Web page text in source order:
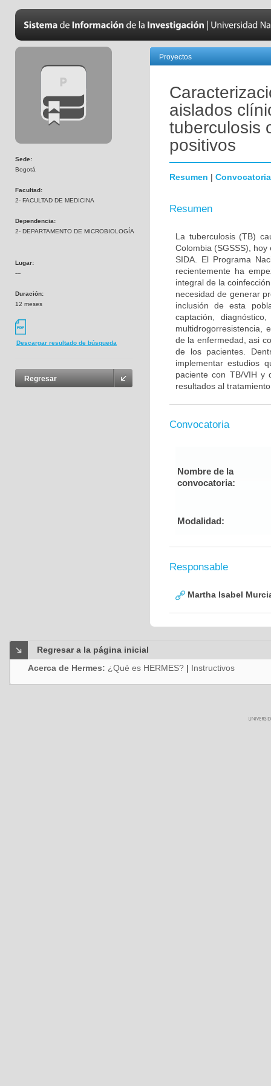
Sede:
Bogotá
Facultad:
2- FACULTAD DE MEDICINA
Dependencia:
2- DEPARTAMENTO DE MICROBIOLOGÍA
Lugar:
---
Duración:
12 meses
Descargar resultado de búsqueda
Regresar
Proyectos
aislados
tuberculosis
positivos
Resumen | Convocatoria
Resumen
La tuberculosis (TB)
Colombia (SGSSS),
SIDA. El Programa
recientemente ha
integral de la
necesidad de generar
inclusión de esta
captación,
multidrogorresistencia,
de la enfermedad, asi
de los pacientes.
implementar estudios
paciente con TB/VIH y
resultados al
Convocatoria
Nombre de la
convocatoria:
Modalidad:
Responsable
Martha Isabel
Regresar a la página inicial
Acerca de Hermes: ¿Qué es HERMES? | Instructivos